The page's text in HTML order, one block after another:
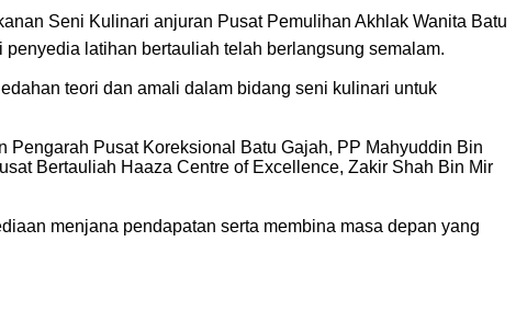
Seni Kulinari anjuran Pusat Pemulihan Akhlak Wanita Batu
latihan bertauliah telah berlangsung semalam.
teori dan amali dalam bidang seni kulinari untuk
Pusat Koreksional Batu Gajah, PP Mahyuddin Bin
Bertauliah Haaza Centre of Excellence, Zakir Shah Bin Mir
menjana pendapatan serta membina masa depan yang